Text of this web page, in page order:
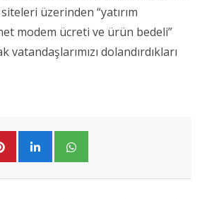
üzerinden “yatırım
modem ücreti ve ürün bedeli”
vatandaşlarımızı dolandırdıkları